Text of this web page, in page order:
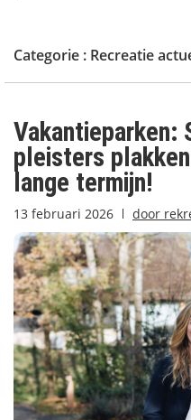
Categorie : Recreatie
pleisters
lange termijn!
13 februari 2026 door